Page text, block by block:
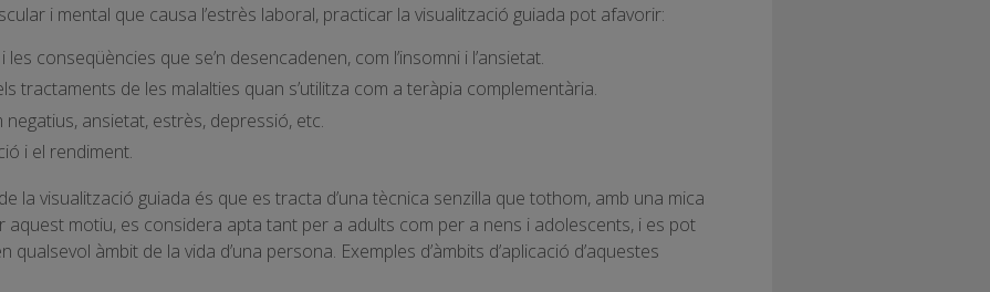
i mental que causa l’estrès laboral, practicar la visualització guiada pot afavorir:
les conseqüències que se’n desencadenen, com l’insomni i l’ansietat.
tractaments de les malalties quan s’utilitza com a teràpia complementària.
negatius, ansietat, estrès, depressió, etc.
i el rendiment.
la visualització guiada és que es tracta d’una tècnica senzilla que tothom, amb una mica
aquest motiu, es considera apta tant per a adults com per a nens i adolescents, i es pot
qualsevol àmbit de la vida d’una persona. Exemples d’àmbits d’aplicació d’aquestes